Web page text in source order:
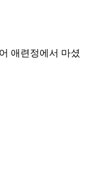
애련정에서 마셨